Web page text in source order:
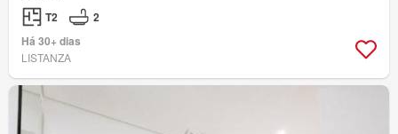
T2
2
Há 30+ dias
LISTANZA